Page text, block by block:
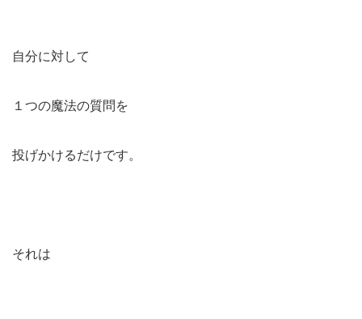
自分に対して
１つの魔法の質問を
投げかけるだけです。
それは